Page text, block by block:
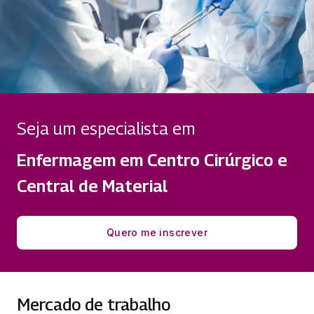
Seja um especialista em
Enfermagem em Centro Cirúrgico e
Central de Material
Quero me inscrever
Mercado de trabalho